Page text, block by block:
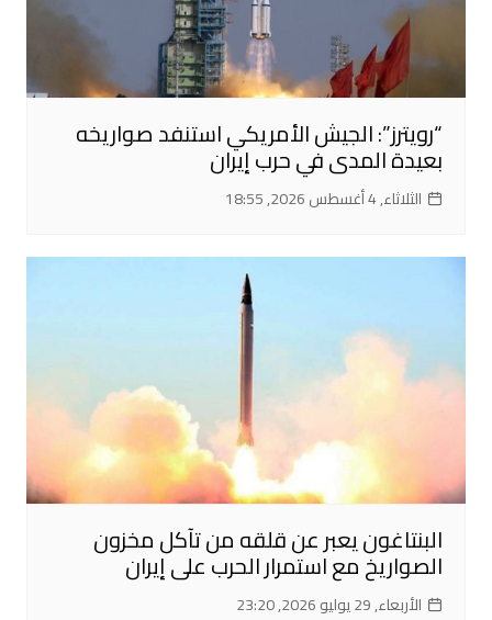
“رويترز”: الجيش الأمريكي استنفد صواريخه
بعيدة المدى في حرب إيران
الثلاثاء, 4 أغسطس 2026, 18:55
البنتاغون يعبر عن قلقه من تآكل مخزون
الصواريخ مع استمرار الحرب على إيران
الأربعاء, 29 يوليو 2026, 23:20